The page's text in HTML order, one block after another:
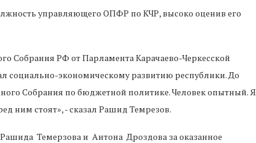
управляющего ОПФР по КЧР, высоко оценив его
Собрания РФ от Парламента Карачаево-Черкесской
социально-экономическому развитию республики. До
Собрания по бюджетной политике. Человек опытный. Я
ним стоят», - сказал Рашид Темрезов.
Темерзова и Антона Дроздова за оказанное